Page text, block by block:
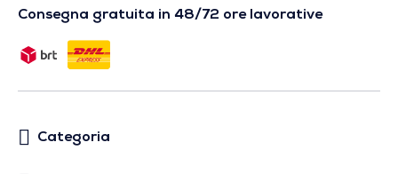
Consegna gratuita in 48/72 ore lavorative
Categoria